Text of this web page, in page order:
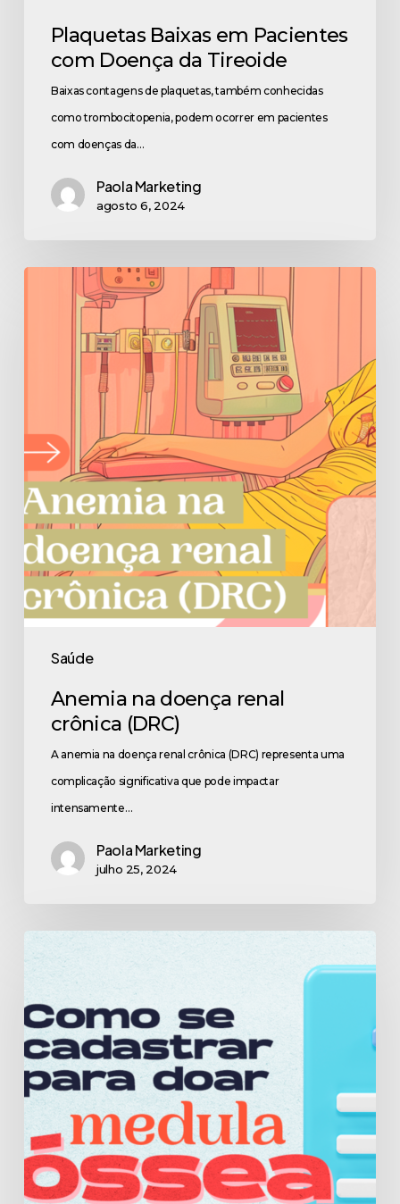
Plaquetas Baixas em Pacientes
com Doença da Tireoide
Baixas contagens de plaquetas, também conhecidas
como trombocitopenia, podem ocorrer em pacientes
com doenças da…
Paola Marketing
agosto 6, 2024
Saúde
Anemia na doença renal
crônica (DRC)
A anemia na doença renal crônica (DRC) representa uma
complicação significativa que pode impactar
intensamente…
Paola Marketing
julho 25, 2024
Como
me
cadastro
para
doar
medula
óssea?